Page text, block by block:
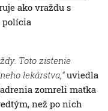
ako vraždu s
polícia
Toto zistenie
lekárstva,“uviedla
zomreli matka
než po nich